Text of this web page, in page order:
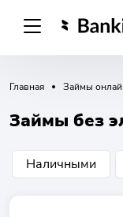
Главная Займы
Займы без
Наличными